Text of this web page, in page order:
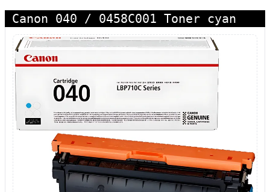
Canon 040 / 0458C001 Toner cyan